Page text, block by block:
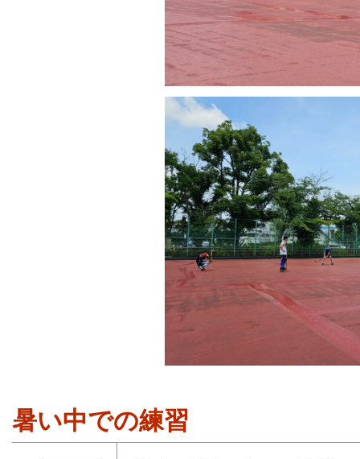
暑い中での練習